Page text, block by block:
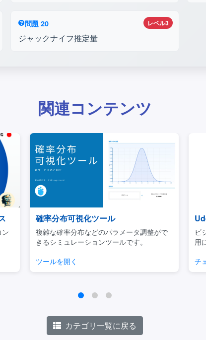
レベル3
問題 20
ジャックナイフ推定量
関連コンテンツ
確率分布可視化ツール
複雑な確率分布などのパラメータ調整がで
きるシミュレーションツールです。
ツールを開く
ビジ
用に
チェ
カテゴリ一覧に戻る